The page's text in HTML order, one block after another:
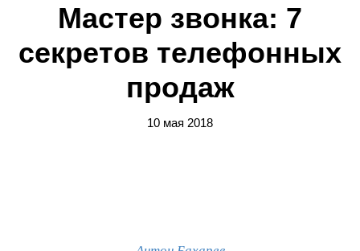
Мастер звонка: 7
секретов телефонных
продаж
10 мая 2018